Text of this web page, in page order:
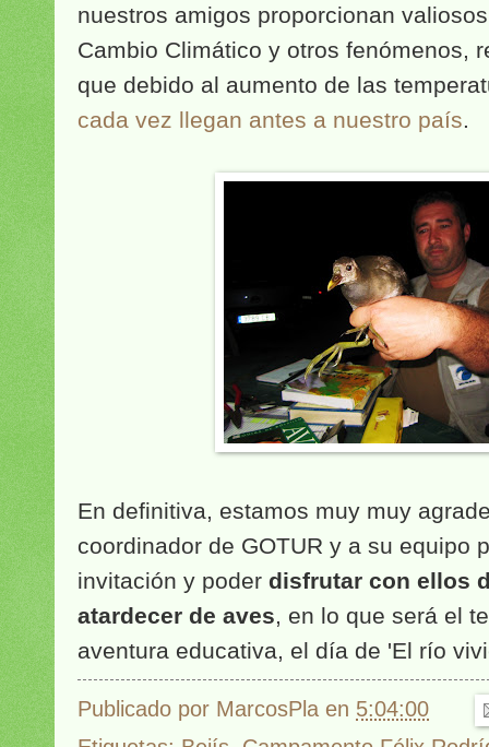
nuestros amigos proporcionan
Cambio Climático y otros fenómenos,
que debido al aumento de las
cada vez llegan antes a nuestro país.
En definitiva, estamos muy muy
coordinador de GOTUR y a su equipo
invitación y poder disfrutar con ellos
atardecer de aves, en lo que será el
aventura educativa, el día de 'El río
Publicado por MarcosPla en 5:04:00